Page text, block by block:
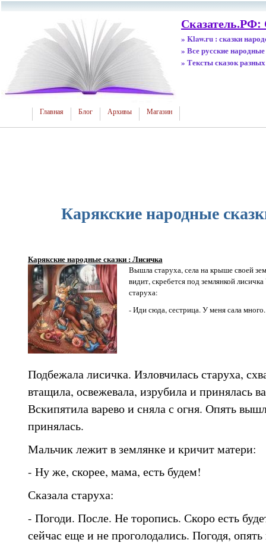
Сказатель.РФ:
» Klaw.ru : сказки
» Все русские народные
» Тексты сказок
Главная Блог Архивы Магазин
Карякские народные
Карякские народные сказки : Лисичка
Вышла старуха, села на крыше своей
видит, скребется под землянкой лисичка
старуха:
- Иди сюда, сестрица. У меня сала
Подбежала лисичка. Изловчилась старуха,
втащила, освежевала, изрубила и принялась
Вскипятила варево и сняла с огня. Опять
принялась.
Мальчик лежит в землянке и кричит матери:
- Ну же, скорее, мама, есть будем!
Сказала старуха:
- Погоди. После. Не торопись. Скоро есть
сейчас еще и не проголодались. Погодя,